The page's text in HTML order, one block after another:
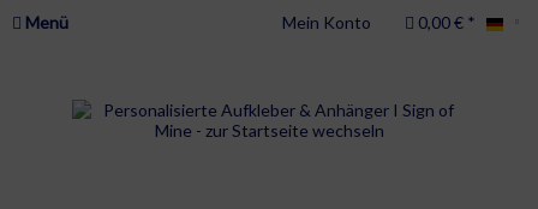
Menü Mein Konto 0,00 € *